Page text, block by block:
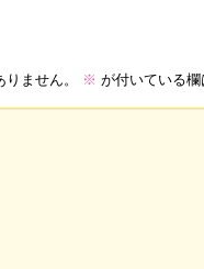
ません。 ※ が付いている